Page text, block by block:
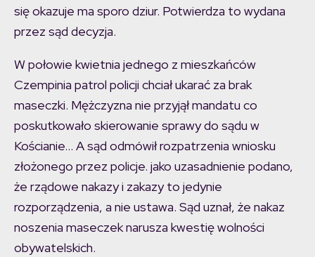
się okazuje ma sporo dziur. Potwierdza to wydana
przez sąd decyzja.
W połowie kwietnia jednego z mieszkańców
Czempinia patrol policji chciał ukarać za brak
maseczki. Mężczyzna nie przyjął mandatu co
poskutkowało skierowanie sprawy do sądu w
Kościanie… A sąd odmówił rozpatrzenia wniosku
złożonego przez policje. jako uzasadnienie podano,
że rządowe nakazy i zakazy to jedynie
rozporządzenia, a nie ustawa. Sąd uznał, że nakaz
noszenia maseczek narusza kwestię wolności
obywatelskich.